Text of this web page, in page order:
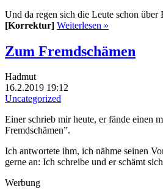
Und da regen sich die Leute schon über
[Korrektur] Weiterlesen »
Zum Fremdschämen
Hadmut
16.2.2019 19:12
Uncategorized
Einer schrieb mir heute, er fände einen
Fremdschämen”.
Ich antwortete ihm, ich nähme seinen
gerne an: Ich schreibe und er schämt
Werbung